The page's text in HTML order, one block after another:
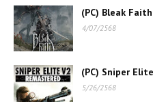
(PC) Bleak
4/07/2568
(PC) Sniper
5/26/2568
เกมออนไลน์ Pokemon
Adventure – การผจญภัย